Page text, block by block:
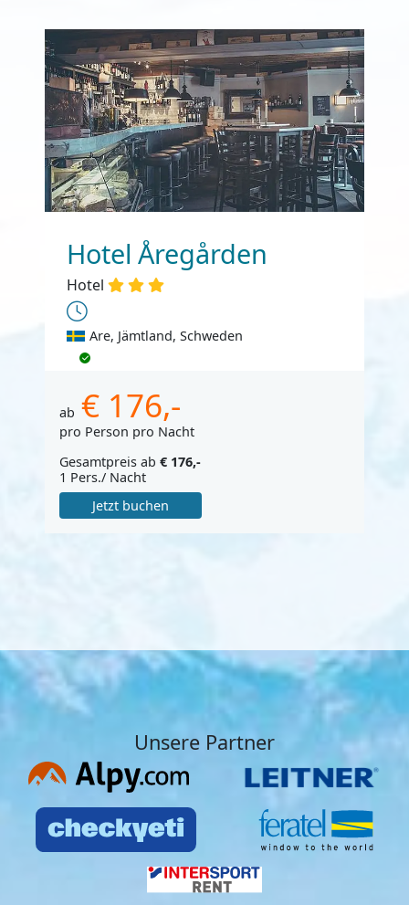
Hotel Åregården
Hotel
Are, Jämtland, Schweden
ab € 176,-
pro Person pro Nacht
Gesamtpreis ab € 176,-
1 Pers./ Nacht
Jetzt buchen
Unsere Partner